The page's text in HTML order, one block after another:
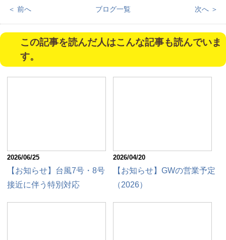
＜ 前へ ブログ一覧 次へ ＞
この記事を読んだ人はこんな記事も読んでいま
す。
2026/06/25
【お知らせ】台風7号・8号
接近に伴う特別対応
2026/04/20
【お知らせ】GWの営業予定
（2026）